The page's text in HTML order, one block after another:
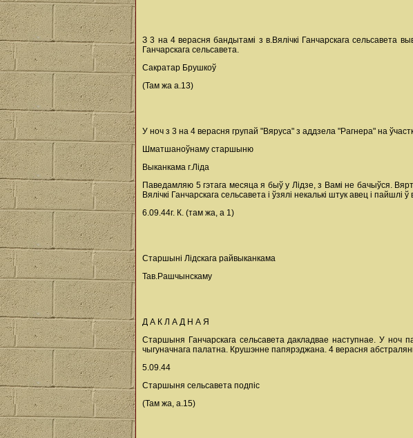
З 3 на 4 верасня бандытамі з в.Вялічкі Ганчарскага сельсавета
Ганчарскага сельсавета.
Сакратар Брушкоў
(Там жа а.13)
У ноч з 3 на 4 верасня групай "Вяруса" з аддзела "Рагнера" на
Шматшаноўнаму старшыню
Выканкама г.Ліда
Паведамляю 5 гэтага месяца я быў у Лідзе, з Вамі не бачыўся.
Вялічкі Ганчарскага сельсавета і ўзялі некалькі штук авец і
6.09.44г. К. (там жа, а 1)
Старшыні Лідскага райвыканкама
Тав.Рашчынскаму
Д А К Л А Д Н А Я
Старшыня Ганчарскага сельсавета дакладвае наступнае. У
чыгуначнага палатна. Крушэнне папярэджана. 4 верасня
5.09.44
Старшыня сельсавета подпіс
(Там жа, а.15)